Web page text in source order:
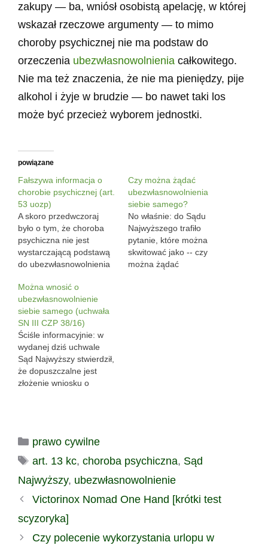
zakupy — ba, wniósł osobistą apelację, w której
wskazał rzeczowe argumenty — to mimo
choroby psychicznej nie ma podstaw do
orzeczenia ubezwłasnowolnienia całkowitego.
Nie ma też znaczenia, że nie ma pieniędzy, pije
alkohol i żyje w brudzie — bo nawet taki los
może być przecież wyborem jednostki.
powiązane
Fałszywa informacja o
chorobie psychicznej (art.
53 uozp)
A skoro przedwczoraj
było o tym, że choroba
psychiczna nie jest
wystarczającą podstawą
do ubezwłasnowolnienia
na kilka zdań o tym, że
fałszywa informacja o
chorobie psychicznej --
mająca na celu choćby
wszczęcie postępowania
o ubezwłasnowolnienie
albo przymusową
hospitalizację -- jest
przestępstwem, za które
Czy można żądać
ubezwłasnowolnienia
siebie samego?
No właśnie: do Sądu
Najwyższego trafiło
pytanie, które można
skwitować jako -- czy
można żądać
Można wnosić o
ubezwłasnowolnienie
siebie samego (uchwała
SN III CZP 38/16)
Ściśle informacyjnie: w
wydanej dziś uchwale
Sąd Najwyższy stwierdził,
że dopuszczalne jest
złożenie wniosku o
siebie samego?")
uchwała Sądu
Najwyższego z 28
września 2016 r. (III CZP
ubezwłasnowolnienie
może złożyć także osoba,
która ma być
ubezwłasnowolniona.
Kategorie
prawo cywilne
Tagi
art. 13 kc, choroba psychiczna, Sąd
Najwyższy, ubezwłasnowolnienie
Victorinox Nomad One Hand [krótki test
scyzoryka]
Czy polecenie wykorzystania urlopu w